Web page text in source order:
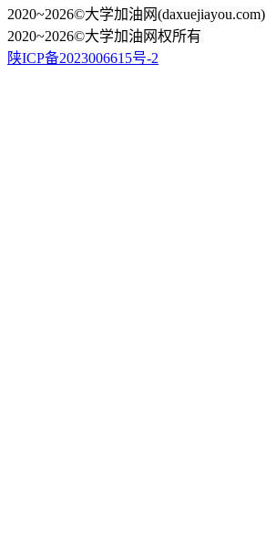
2020~2026©大学加油网(daxuejiayou.com)
2020~2026©大学加油网权所有
陕ICP备2023006615号-2